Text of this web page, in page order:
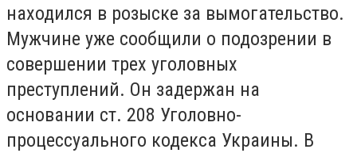
находился в розыске за вымогательство.
Мужчине уже сообщили о подозрении в
совершении трех уголовных
преступлений. Он задержан на
основании ст. 208 Уголовно-
процессуального кодекса Украины. В